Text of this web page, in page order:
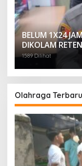
BELUM 1X24
DIKOLAM
PALEMBANG
1589 Dilihat
Olahraga Terbaru